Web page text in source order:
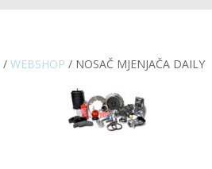
/WEBSHOP / NOSAČ MJENJAČA DAILY